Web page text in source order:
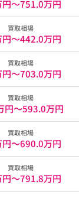
〜751.0万円
買取相場
〜442.0万円
買取相場
〜703.0万円
買取相場
円〜593.0万円
買取相場
〜690.0万円
買取相場
〜791.8万円